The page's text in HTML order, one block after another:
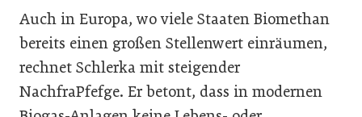
Auch in Europa, wo viele Staaten Biomethan
bereits einen großen Stellenwert einräumen,
rechnet Schlerka mit steigender
NachfraPfefge. Er betont, dass in modernen